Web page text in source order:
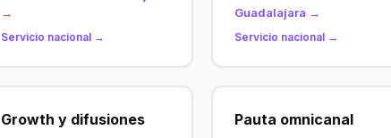
→
Servicio nacional →
Guadalajara →
Servicio nacional →
Growth y difusiones Pauta omnicanal